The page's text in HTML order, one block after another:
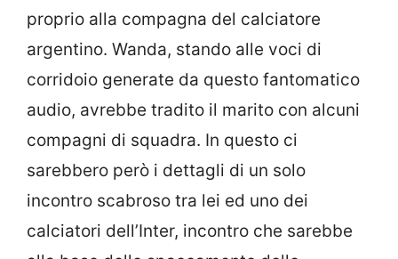
proprio alla compagna del calciatore
argentino. Wanda, stando alle voci di
corridoio generate da questo fantomatico
audio, avrebbe tradito il marito con alcuni
compagni di squadra. In questo ci
sarebbero però i dettagli di un solo
incontro scabroso tra lei ed uno dei
calciatori dell’Inter, incontro che sarebbe